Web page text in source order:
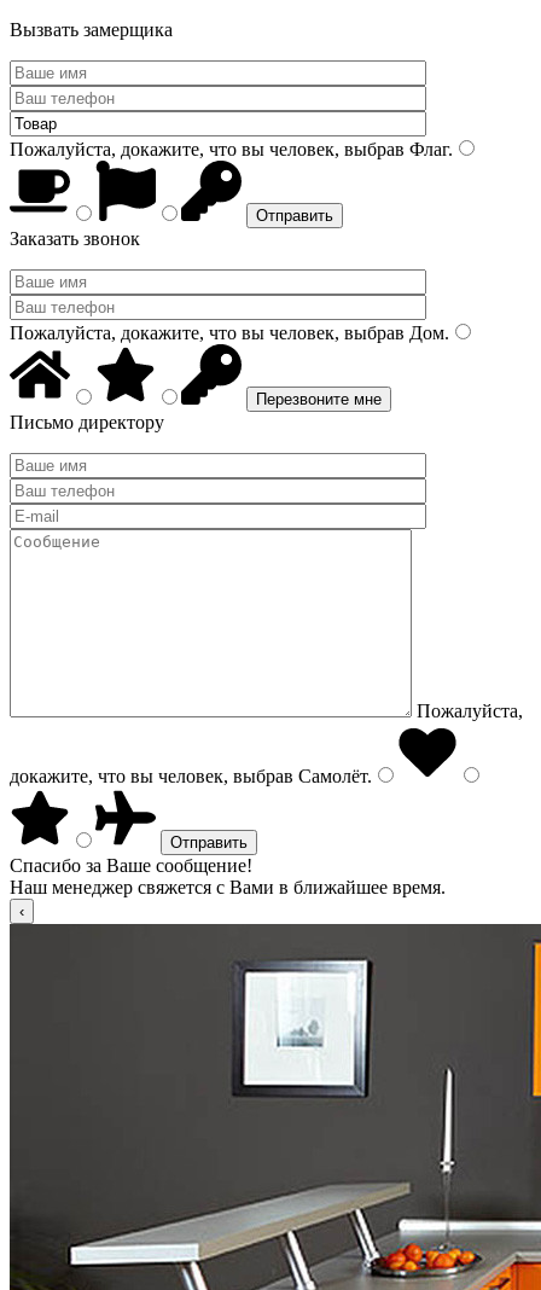
Вызвать замерщика
Пожалуйста, докажите, что вы человек, выбрав Флаг.
Заказать звонок
Пожалуйста, докажите, что вы человек, выбрав Дом.
Письмо директору
Пожалуйста,
докажите, что вы человек, выбрав Самолёт.
Спасибо за Ваше сообщение!
Наш менеджер свяжется с Вами в ближайшее время.